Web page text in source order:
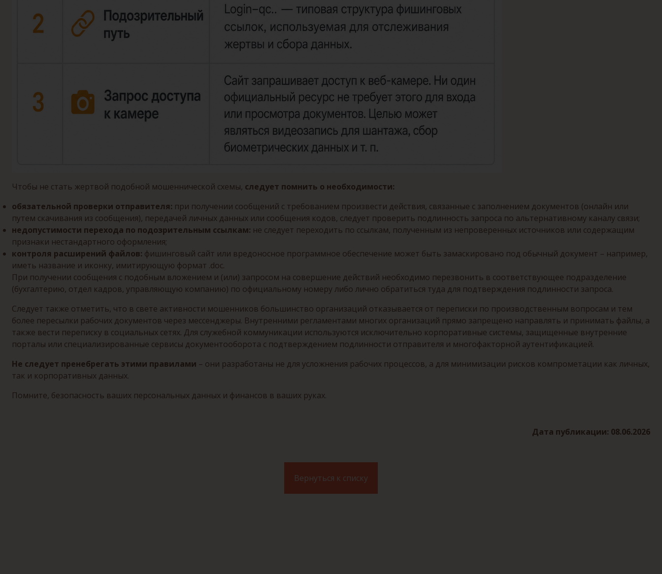
Чтобы не стать жертвой подобной мошеннической схемы, следует помнить о необходимости:
обязательной проверки отправителя: при получении сообщений с требованием произвести действия, связанные с заполнением документов (онлайн или
путем скачивания из сообщения), передачей личных данных или сообщения кодов, следует проверить подлинность запроса по альтернативному каналу связи;
недопустимости перехода по подозрительным ссылкам: не следует переходить по ссылкам, полученным из непроверенных источников или содержащим
признаки нестандартного оформления;
контроля расширений файлов: фишинговый сайт или вредоносное программное обеспечение может быть замаскировано под обычный документ – например,
иметь название и иконку, имитирующую формат .doc.
При получении сообщения с подобным вложением и (или) запросом на совершение действий необходимо перезвонить в соответствующее подразделение
(бухгалтерию, отдел кадров, управляющую компанию) по официальному номеру либо лично обратиться туда для подтверждения подлинности запроса.
Следует также отметить, что в свете активности мошенников большинство организаций отказывается от переписки по производственным вопросам и тем
более пересылки рабочих документов через мессенджеры. Внутренними регламентами многих организаций прямо запрещено направлять и принимать файлы, а
также вести переписку в социальных сетях. Для служебной коммуникации используются исключительно корпоративные системы, защищенные внутренние
порталы или специализированные сервисы документооборота с подтверждением подлинности отправителя и многофакторной аутентификацией.
Не следует пренебрегать этими правилами – они разработаны не для усложнения рабочих процессов, а для минимизации рисков компрометации как личных,
так и корпоративных данных.
Помните, безопасность ваших персональных данных и финансов в ваших руках.
Дата публикации: 08.06.2026
Вернуться к списку